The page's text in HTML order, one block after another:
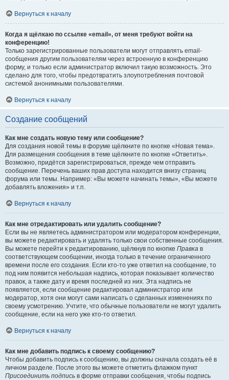
Вернуться к началу
Когда я щёлкаю по ссылке «email», от меня требуют войти на
конференцию!
Только зарегистрированные пользователи могут отправлять email-
сообщения другим пользователям через встроенную в конференцию
форму, и только если администратор включил такую возможность. Это
сделано для того, чтобы предотвратить злоупотребления почтовой
системой анонимными пользователями.
Вернуться к началу
Создание сообщений
Как мне создать новую тему или сообщение?
Для создания новой темы в форуме щёлкните по кнопке «Новая тема».
Для размещения сообщения в теме щёлкните по кнопке «Ответить».
Возможно, придётся зарегистрироваться, прежде чем отправить
сообщение. Перечень ваших прав доступа находится внизу страниц
форума или темы. Например: «Вы можете начинать темы», «Вы можете
добавлять вложения» и т.п.
Вернуться к началу
Как мне отредактировать или удалить сообщение?
Если вы не являетесь администратором или модератором конференции,
вы можете редактировать и удалять только свои собственные сообщения.
Вы можете перейти к редактированию, щёлкнув по кнопке Правка в
соответствующем сообщении, иногда только в течение ограниченного
времени после его создания. Если кто-то уже ответил на сообщение, то
под ним появится небольшая надпись, которая показывает количество
правок, а также дату и время последней из них. Эта надпись не
появляется, если сообщение редактировал администратор или
модератор, хотя они могут сами написать о сделанных изменениях по
своему усмотрению. Учтите, что обычные пользователи не могут удалить
сообщение, если на него уже кто-то ответил.
Вернуться к началу
Как мне добавить подпись к своему сообщению?
Чтобы добавить подпись к сообщению, вы должны сначала создать её в
личном разделе. После этого вы можете отметить флажком пункт
Присоединить подпись в форме отправки сообщения, чтобы подпись